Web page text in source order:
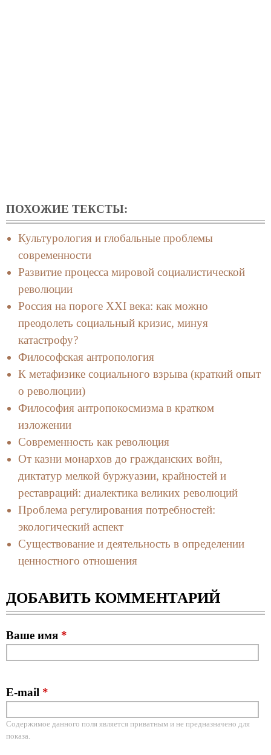
ПОХОЖИЕ ТЕКСТЫ:
Культурология и глобальные проблемы
современности
Развитие процесса мировой социалистической
революции
Россия на пороге XXI века: как можно
преодолеть социальный кризис, минуя
катастрофу?
Философская антропология
К метафизике социального взрыва (краткий опыт
о революции)
Философия антропокосмизма в кратком
изложении
Современность как революция
От казни монархов до гражданских войн,
диктатур мелкой буржуазии, крайностей и
реставраций: диалектика великих революций
Проблема регулирования потребностей:
экологический аспект
Существование и деятельность в определении
ценностного отношения
ДОБАВИТЬ КОММЕНТАРИЙ
Ваше имя *
E-mail *
Содержимое данного поля является приватным и не предназначено для
показа.